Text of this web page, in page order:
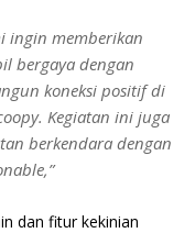
ingin memberikan
bergaya dengan
koneksi positif di
Kegiatan ini juga
berkendara dengan
dan fitur kekinian